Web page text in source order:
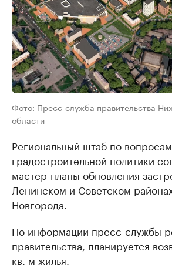
Фото: Пресс-служба правительства
области
Региональный штаб по
градостроительной политики
мастер-планы обновления
Ленинском и Советском
Новгорода.
По информации пресс-службы
правительства, планируется
кв. м жилья.